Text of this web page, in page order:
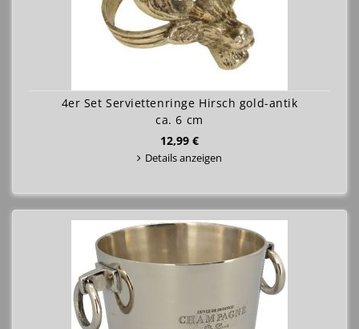
4er Set Serviettenringe Hirsch gold-antik
ca. 6 cm
12,99 €
Details anzeigen